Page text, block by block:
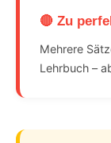
🔴 Zu
Mehrere
Lehrbuch –